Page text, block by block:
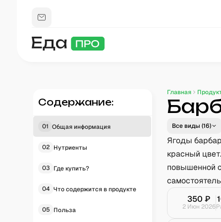
Содержание:
01 Общая информация
02 Нутриенты
03 Где купить?
04 Что содержится в продукте
05 Польза
Главная
Все виды (16)
Ягоды
красный
повышенной
350 ₽
2 Июн 2026